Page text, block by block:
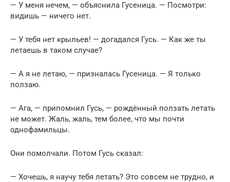
— У меня нечем, — объяснила Гусеница. — Посмотри:
видишь — ничего нет.
— У тебя нет крыльев! — догадался Гусь. — Как же ты
летаешь в таком случае?
— А я не летаю, — призналась Гусеница. — Я только
ползаю.
— Ага, — припомнил Гусь, — рождённый ползать летать
не может. Жаль, жаль, тем более, что мы почти
однофамильцы.
Они помолчали. Потом Гусь сказал:
— Хочешь, я научу тебя летать? Это совсем не трудно, и